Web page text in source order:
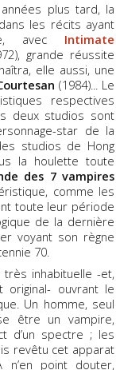
plus tard, la
les récits ayant
avec Intimate
grande réussite
elle aussi, une
(1984)... Le
respectives
deux studios sont
star de la
studios de Hong
la houlette toute
des 7 vampires
comme les
toute leur période
de la dernière
voyant son règne
70.
inhabituelle -et,
ouvrant le
Un homme, seul
être un vampire,
d’un spectre ; les
revêtu cet apparat
n’en point douter,